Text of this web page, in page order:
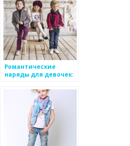
Романтические
наряды для девочек:
особый образ